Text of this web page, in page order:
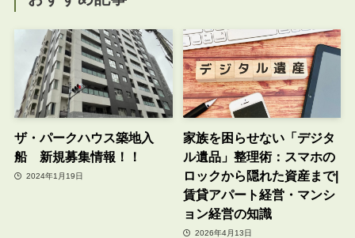
ザ・パークハウス築地入
船 新規募集情報！！
2024年1月19日
家族を困らせない「デジタ
ル遺品」整理術：スマホの
ロックから隠れた資産まで|
賃貸アパート経営・マンシ
ョン経営の知識
2026年4月13日